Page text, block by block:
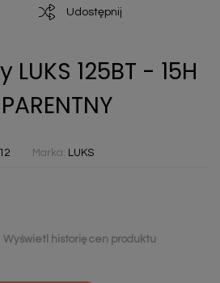
Udostępnij
125BT - 15H
Marka: LUKS
Wyświetl historię cen produktu